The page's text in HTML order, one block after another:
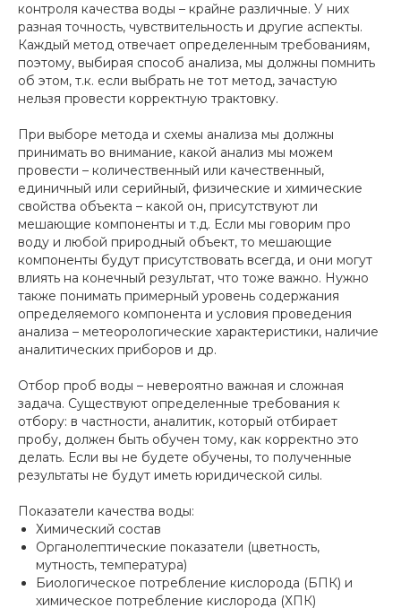
контроля качества воды – крайне различные. У них
разная точность, чувствительность и другие аспекты.
Каждый метод отвечает определенным требованиям,
поэтому, выбирая способ анализа, мы должны помнить
об этом, т.к. если выбрать не тот метод, зачастую
нельзя провести корректную трактовку.
При выборе метода и схемы анализа мы должны
принимать во внимание, какой анализ мы можем
провести – количественный или качественный,
единичный или серийный, физические и химические
свойства объекта – какой он, присутствуют ли
мешающие компоненты и т.д. Если мы говорим про
воду и любой природный объект, то мешающие
компоненты будут присутствовать всегда, и они могут
влиять на конечный результат, что тоже важно. Нужно
также понимать примерный уровень содержания
определяемого компонента и условия проведения
анализа – метеорологические характеристики, наличие
аналитических приборов и др.
Отбор проб воды – невероятно важная и сложная
задача. Существуют определенные требования к
отбору: в частности, аналитик, который отбирает
пробу, должен быть обучен тому, как корректно это
делать. Если вы не будете обучены, то полученные
результаты не будут иметь юридической силы.
Показатели качества воды:
Химический состав
Органолептические показатели (цветность,
мутность, температура)
Биологическое потребление кислорода (БПК) и
химическое потребление кислорода (ХПК)